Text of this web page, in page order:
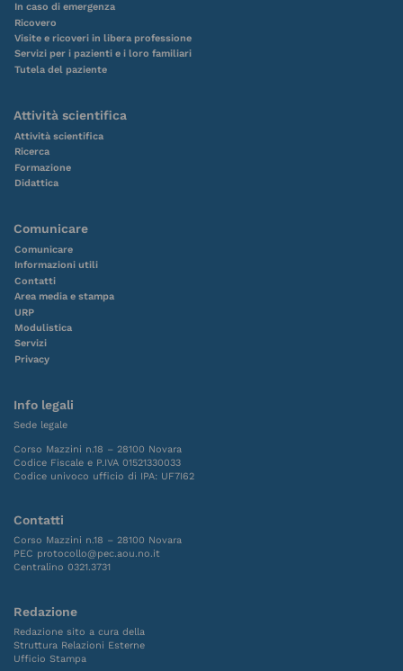
In caso di emergenza
Ricovero
Visite e ricoveri in libera professione
Servizi per i pazienti e i loro familiari
Tutela del paziente
Attività scientifica
Attività scientifica
Ricerca
Formazione
Didattica
Comunicare
Comunicare
Informazioni utili
Contatti
Area media e stampa
URP
Modulistica
Servizi
Privacy
Info legali
Sede legale
Corso Mazzini n.18 – 28100 Novara
Codice Fiscale e P.IVA 01521330033
Codice univoco ufficio di IPA: UF7I62
Contatti
Corso Mazzini n.18 – 28100 Novara
PEC protocollo@pec.aou.no.it
Centralino 0321.3731
Redazione
Redazione sito a cura della
Struttura Relazioni Esterne
Ufficio Stampa